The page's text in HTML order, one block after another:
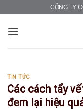
content
CÔNG TY
TIN TỨC
Các cách tẩy
đem lại hiệu